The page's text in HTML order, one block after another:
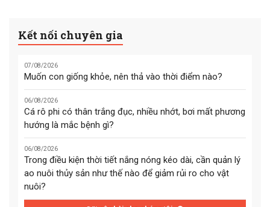
Kết nối chuyên gia
07/08/2026
Muốn con giống khỏe, nên thả vào thời điểm nào?
06/08/2026
Cá rô phi có thân trắng đục, nhiều nhớt, bơi mất phương
hướng là mắc bệnh gì?
06/08/2026
Trong điều kiện thời tiết nắng nóng kéo dài, cần quản lý
ao nuôi thủy sản như thế nào để giảm rủi ro cho vật
nuôi?